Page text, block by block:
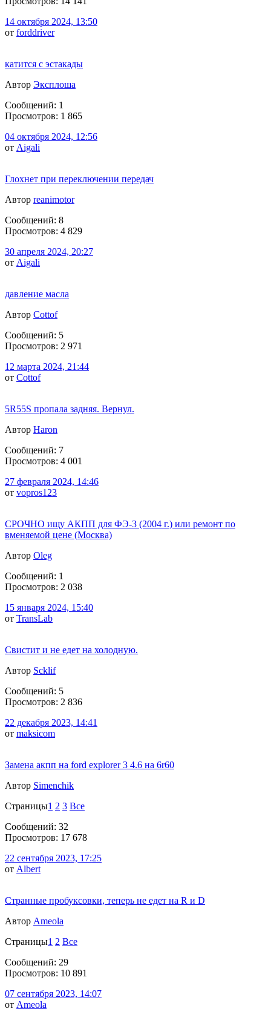
14 октября 2024, 13:50
от forddriver
катится с эстакады
Автор Эксплоша
Сообщений: 1
Просмотров: 1 865
04 октября 2024, 12:56
от Aigali
Глохнет при переключении передач
Автор reanimotor
Сообщений: 8
Просмотров: 4 829
30 апреля 2024, 20:27
от Aigali
давление масла
Автор Cottof
Сообщений: 5
Просмотров: 2 971
12 марта 2024, 21:44
от Cottof
5R55S пропала задняя. Вернул.
Автор Haron
Сообщений: 7
Просмотров: 4 001
27 февраля 2024, 14:46
от vopros123
СРОЧНО ищу АКПП для ФЭ-3 (2004 г.) или ремонт по
вменяемой цене (Москва)
Автор Oleg
Сообщений: 1
Просмотров: 2 038
15 января 2024, 15:40
от TransLab
Свистит и не едет на холодную.
Автор Scklif
Сообщений: 5
Просмотров: 2 836
22 декабря 2023, 14:41
от maksicom
Замена акпп на ford explorer 3 4.6 на 6r60
Автор Simenchik
Страницы1 2 3 Все
Сообщений: 32
Просмотров: 17 678
22 сентября 2023, 17:25
от Albert
Странные пробуксовки, теперь не едет на R и D
Автор Ameola
Страницы1 2 Все
Сообщений: 29
Просмотров: 10 891
07 сентября 2023, 14:07
от Ameola